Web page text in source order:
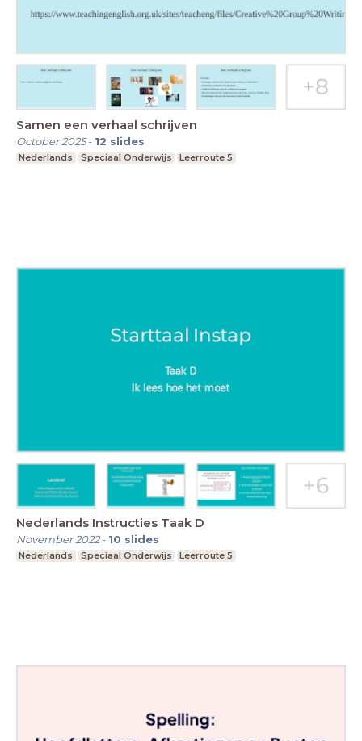
Samen een verhaal schrijven
October 2025- 12 slides
Nederlands Speciaal Onderwijs Leerroute 5
Nederlands Instructies Taak D
November 2022- 10 slides
Nederlands Speciaal Onderwijs Leerroute 5